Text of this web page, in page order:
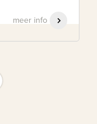
meer info